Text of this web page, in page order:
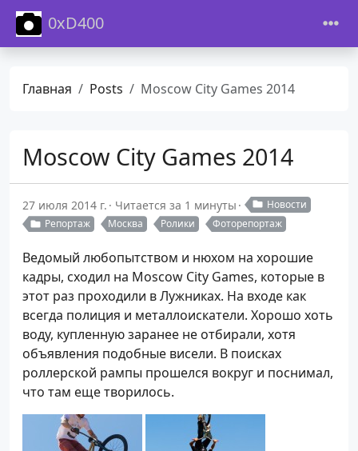
0xD400
Главная Posts Moscow City Games 2014
Moscow City Games 2014
27 июля 2014 г. Читается за 1 минуты
Новости
Репортаж
Москва Ролики Фоторепортаж
Ведомый любопытством и нюхом на хорошие
кадры, сходил на Moscow City Games, которые в
этот раз проходили в Лужниках. На входе как
всегда полиция и металлоискатели. Хорошо хоть
воду, купленную заранее не отбирали, хотя
объявления подобные висели. В поисках
роллерской рампы прошелся вокруг и поснимал,
что там еще творилось.